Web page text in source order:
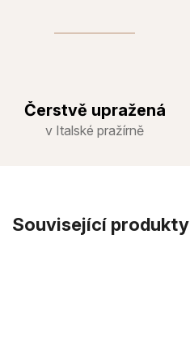
Čerstvě upražená
v Italské pražírně
Související produkty